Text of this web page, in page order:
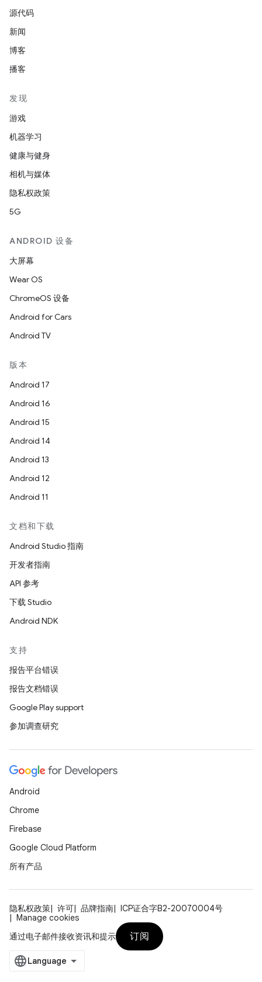
源代码
新闻
博客
播客
发现
游戏
机器学习
健康与健身
相机与媒体
隐私权政策
5G
ANDROID 设备
大屏幕
Wear OS
ChromeOS 设备
Android for Cars
Android TV
版本
Android 17
Android 16
Android 15
Android 14
Android 13
Android 12
Android 11
文档和下载
Android Studio 指南
开发者指南
API 参考
下载 Studio
Android NDK
支持
报告平台错误
报告文档错误
Google Play support
参加调查研究
Android
Chrome
Firebase
Google Cloud Platform
所有产品
隐私权政策 许可 品牌指南
ICP证合字B2-20070004号
Manage cookies
通过电子邮件接收资讯和提示
订阅